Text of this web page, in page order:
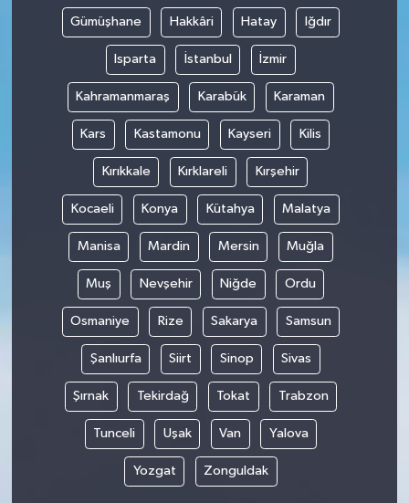
Gümüşhane Hakkâri Hatay Iğdır
Isparta İstanbul İzmir
Kahramanmaraş Karabük Karaman
Kars Kastamonu Kayseri Kilis
Kırıkkale Kırklareli Kırşehir
Kocaeli Konya Kütahya Malatya
Manisa Mardin Mersin Muğla
Muş Nevşehir Niğde Ordu
Osmaniye Rize Sakarya Samsun
Şanlıurfa Siirt Sinop Sivas
Şırnak Tekirdağ Tokat Trabzon
Tunceli Uşak Van Yalova
Yozgat Zonguldak